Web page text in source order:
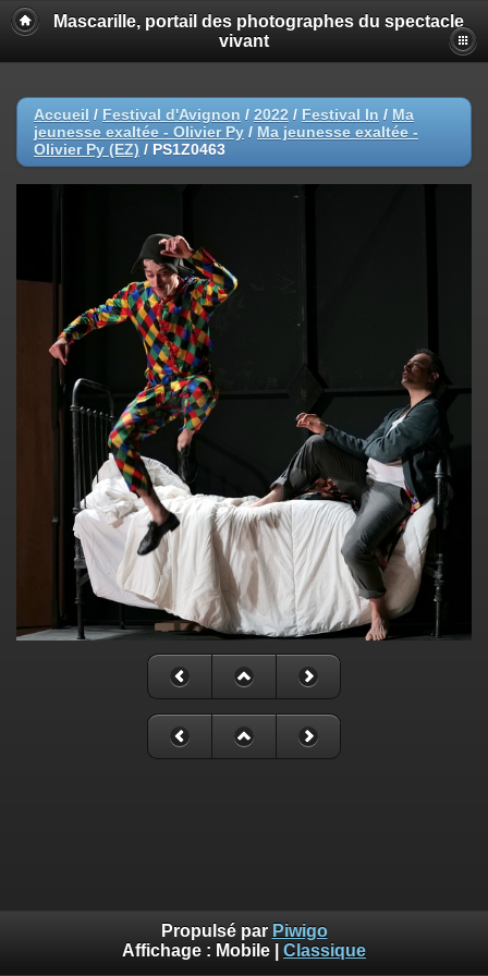
Mascarille, portail des photographes du spectacle
vivant
Accueil / Festival d'Avignon / 2022 / Festival In / Ma
jeunesse exaltée - Olivier Py / Ma jeunesse exaltée -
Olivier Py (EZ) / PS1Z0463
Propulsé par Piwigo
Affichage : Mobile Classique